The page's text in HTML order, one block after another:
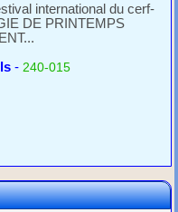
international du cerf-
DE PRINTEMPS
- 240-015